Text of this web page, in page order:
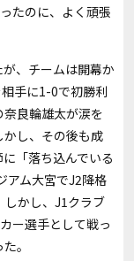
たのに、よく頑張
、チームは開幕か
手に1-0で初勝利
良輪雄太が涙を
し、その後も成
「落ち込んでいる
アム大宮でJ2降格
しかし、J1クラブ
ー選手として戦っ
。